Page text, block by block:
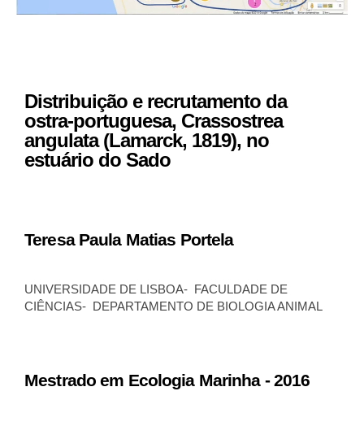
Distribuição e recrutamento da
ostra-portuguesa, Crassostrea
angulata (Lamarck, 1819), no
estuário do Sado
Teresa Paula Matias Portela
UNIVERSIDADE DE LISBOA- FACULDADE DE
CIÊNCIAS- DEPARTAMENTO DE BIOLOGIA ANIMAL
Mestrado em Ecologia Marinha - 2016